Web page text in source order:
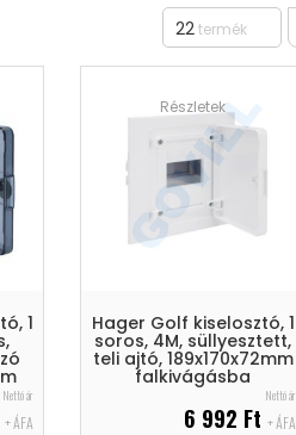
22termék
1
Nettó ár
+ ÁFA
Részletek
Hager Golf kiselosztó, 1
soros, 4M, süllyesztett,
teli ajtó, 189x170x72mm
falkivágásba
Nettó ár
6 992 Ft + ÁFA